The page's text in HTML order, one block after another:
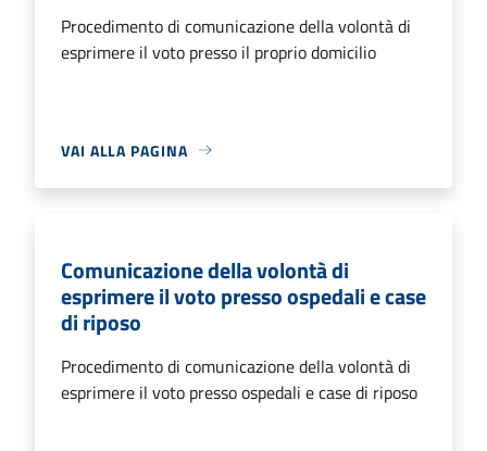
Procedimento di comunicazione della volontà di
esprimere il voto presso il proprio domicilio
VAI ALLA PAGINA
Comunicazione della volontà di
esprimere il voto presso ospedali e case
di riposo
Procedimento di comunicazione della volontà di
esprimere il voto presso ospedali e case di riposo